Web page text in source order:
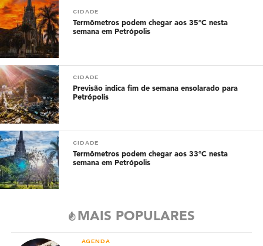
CIDADE
Termômetros podem chegar aos 35°C nesta
semana em Petrópolis
CIDADE
Previsão indica fim de semana ensolarado para
Petrópolis
CIDADE
Termômetros podem chegar aos 33°C nesta
semana em Petrópolis
MAIS POPULARES
AGENDA